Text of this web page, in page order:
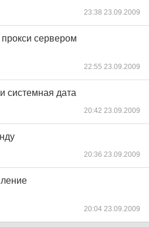
23:38 23.09.2009
прокси сервером
22:55 23.09.2009
системная дата
20:42 23.09.2009
20:36 23.09.2009
20:04 23.09.2009